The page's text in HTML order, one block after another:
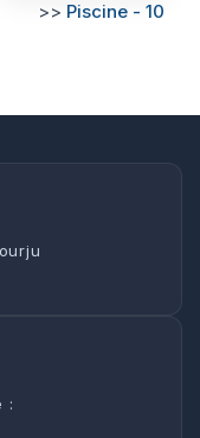
>> Piscine - 10
: